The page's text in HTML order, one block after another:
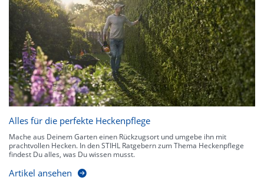
Alles für die perfekte Heckenpflege
Mache aus Deinem Garten einen Rückzugsort und umgebe ihn mit
prachtvollen Hecken. In den STIHL Ratgebern zum Thema Heckenpflege
findest Du alles, was Du wissen musst.
Artikel ansehen